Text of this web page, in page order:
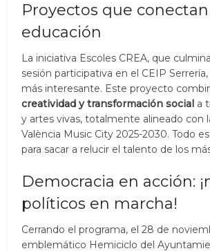
Proyectos que
educación
La iniciativa Escoles CREA, que
sesión participativa en el CEIP
más interesante. Este proyecto
creatividad y transformación social a
y artes vivas, totalmente alineado con
València Music City 2025-2030. Todo
para sacar a relucir el talento de los
Democracia en acción:
políticos en marcha!
Cerrando el programa, el 28 de
emblemático Hemiciclo del